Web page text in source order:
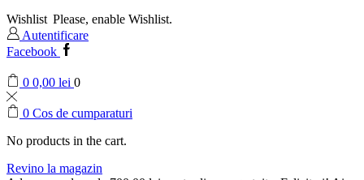
Wishlist Please, enable Wishlist.
Autentificare
Facebook
0 0,00 lei 0
0 Cos de cumparaturi
No products in the cart.
Revino la magazin